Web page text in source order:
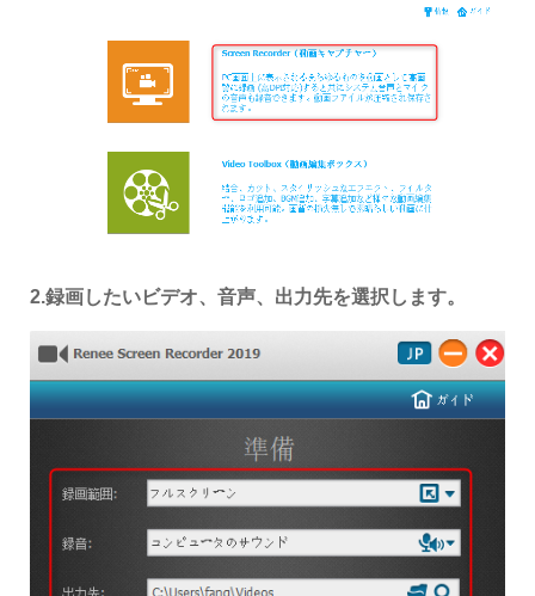
2.録画したいビデオ、音声、出力先を選択します。